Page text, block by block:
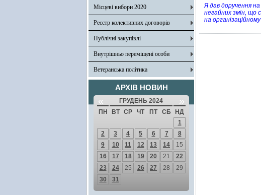
Місцеві вибори 2020
Реєстр колективних договорів
Публічні закупівлі
Внутрішньо переміщені особи
Ветеранська політика
АРХІВ НОВИН
« ГРУДЕНЬ 2024 »
ПН ВТ СР ЧТ ПТ СБ
НД
1
2
3 4 5 6 7
8
9
10 11 12 13 14
15
16
17 18 19 20 21
22
23
24 25 26 27 28
29
30
31
Я дав доручення
негайних змін, що
на організаційному